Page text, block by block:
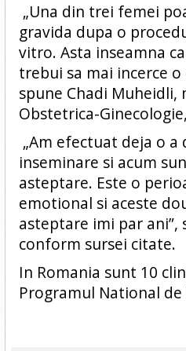
„Una din trei femei
gravida dupa o
vitro. Asta inseamna
trebui sa mai incerce
spune Chadi Muheidli,
Obstetrica-
„Am efectuat deja o
inseminare si acum
asteptare. Este o
emotional si aceste
asteptare imi par ani”,
conform sursei citate.
In Romania sunt 10
Programul National